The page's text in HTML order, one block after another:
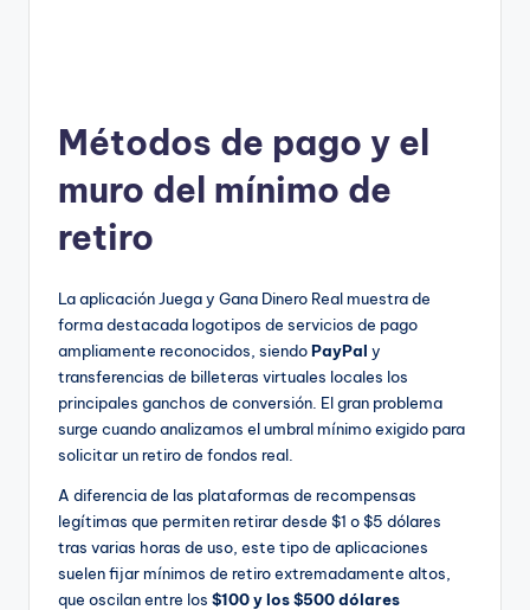
Métodos de pago y el
muro del mínimo de
retiro
La aplicación Juega y Gana Dinero Real muestra de
forma destacada logotipos de servicios de pago
ampliamente reconocidos, siendoPayPal y
transferencias de billeteras virtuales locales los
principales ganchos de conversión. El gran problema
surge cuando analizamos el umbral mínimo exigido para
solicitar un retiro de fondos real.
A diferencia de las plataformas de recompensas
legítimas que permiten retirar desde $1 o $5 dólares
tras varias horas de uso, este tipo de aplicaciones
suelen fijar mínimos de retiro extremadamente altos,
que oscilan entre los $100 y los $500 dólares